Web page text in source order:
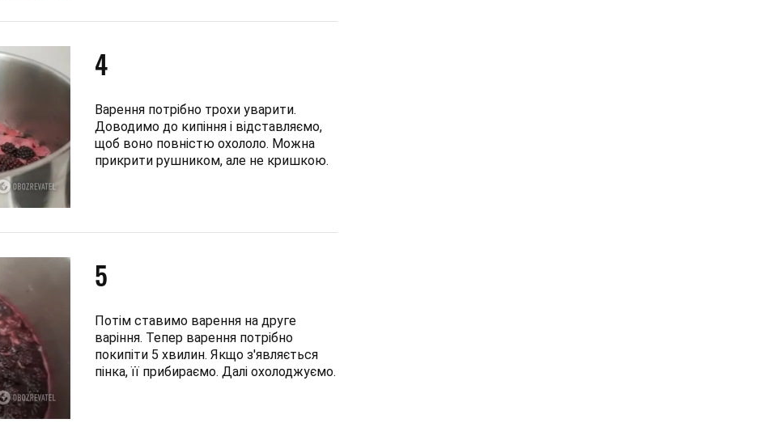
4
Варення потрібно трохи уварити.
Доводимо до кипіння і відставляємо,
щоб воно повністю охололо. Можна
прикрити рушником, але не кришкою.
5
Потім ставимо варення на друге
варіння. Тепер варення потрібно
покипіти 5 хвилин. Якщо з'являється
пінка, її прибираємо. Далі охолоджуємо.